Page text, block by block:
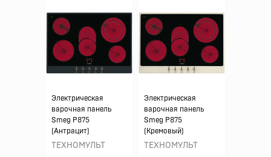
Электрическая
варочная панель
Smeg P875
(Антрацит)
ТЕХНОМУЛЬТ
Электрическая
варочная панель
Smeg P875
(Кремовый)
ТЕХНОМУЛЬТ